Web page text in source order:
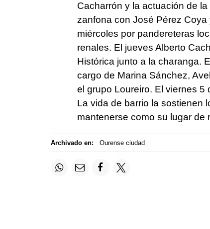
Cacharrón y la actuación de
zanfona con José Pérez Coya
miércoles por pandereteras
renales. El jueves Alberto
Histórica junto a la charanga.
cargo de Marina Sánchez,
el grupo Loureiro. El viernes
La vida de barrio la sostienen
mantenerse como su lugar de
Archivado en: Ourense ciudad